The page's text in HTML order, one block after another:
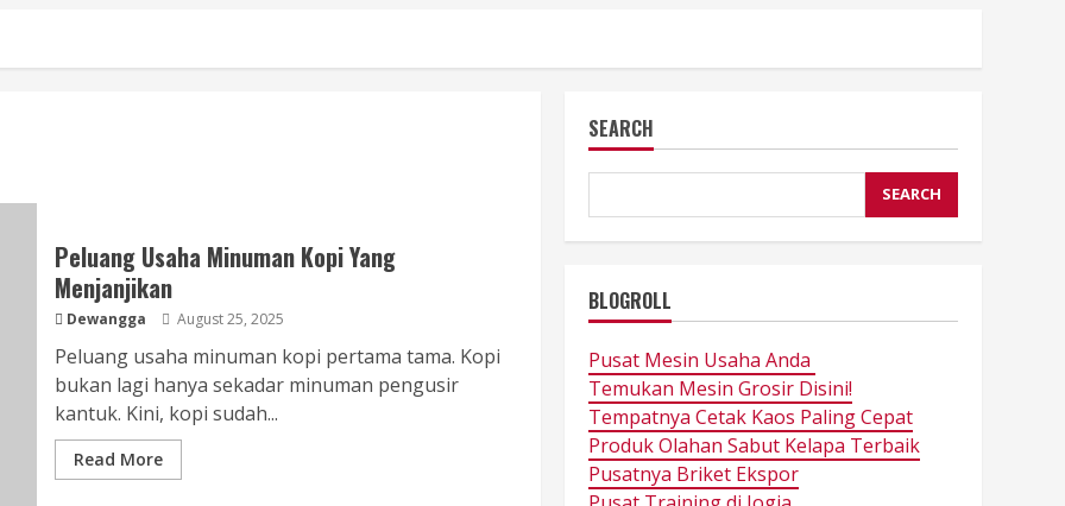
Peluang Usaha Minuman Kopi Yang
Menjanjikan
Dewangga August 25, 2025
Peluang usaha minuman kopi pertama tama. Kopi
bukan lagi hanya sekadar minuman pengusir
kantuk. Kini, kopi sudah...
Read More
SEARCH
SEARCH
BLOGROLL
Pusat Mesin Usaha Anda
Temukan Mesin Grosir Disini!
Tempatnya Cetak Kaos Paling Cepat
Produk Olahan Sabut Kelapa Terbaik
Pusatnya Briket Ekspor